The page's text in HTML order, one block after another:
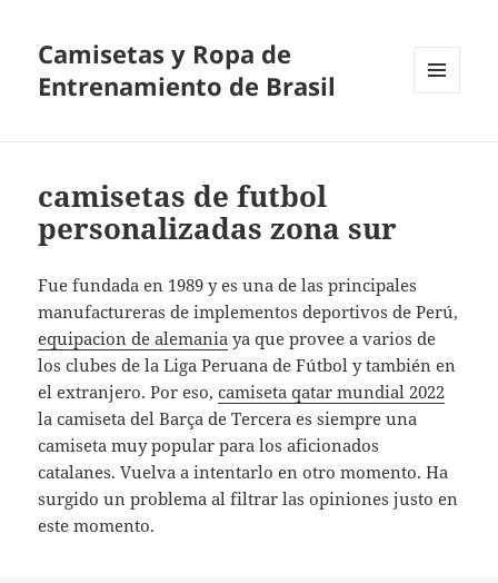
Camisetas y Ropa de
Entrenamiento de Brasil
camisetas de futbol
personalizadas zona sur
Fue fundada en 1989 y es una de las principales
manufactureras de implementos deportivos de Perú,
equipacion de alemania ya que provee a varios de
los clubes de la Liga Peruana de Fútbol y también en
el extranjero. Por eso,camiseta qatar mundial 2022
la camiseta del Barça de Tercera es siempre una
camiseta muy popular para los aficionados
catalanes. Vuelva a intentarlo en otro momento. Ha
surgido un problema al filtrar las opiniones justo en
este momento.